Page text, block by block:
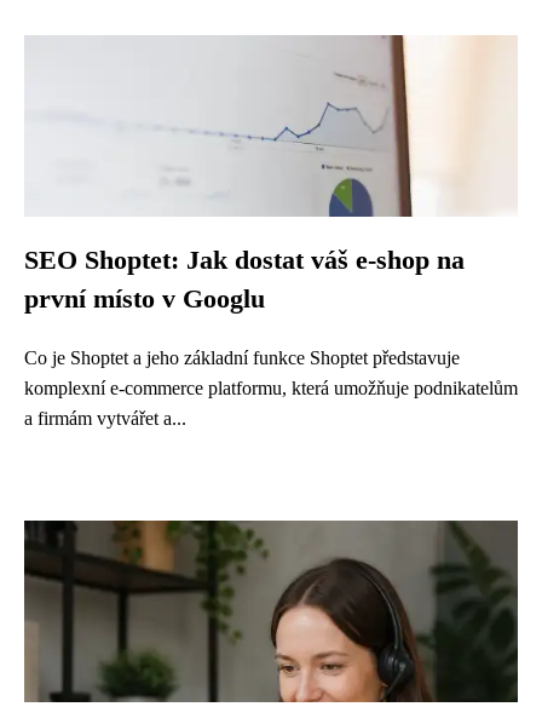
SEO Shoptet: Jak dostat váš e-shop na
první místo v Googlu
Co je Shoptet a jeho základní funkce Shoptet představuje
komplexní e-commerce platformu, která umožňuje podnikatelům
a firmám vytvářet a...